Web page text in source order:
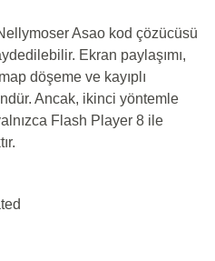
Asao kod çözücüsü
Ekran paylaşımı,
döşeme ve kayıplı
Ancak, ikinci yöntemle
Flash Player 8 ile